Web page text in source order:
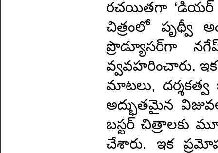
రచయితగా ‘డియర్
చిత్రంలో పృథ్వీ
ప్రొడ్యూసర్‌గా
వ్వవహరించారు.
మాటలు, దర్శకత్వ
అద్భుతమైన
బస్టర్ చిత్రాలకు
చేశారు. ఇక